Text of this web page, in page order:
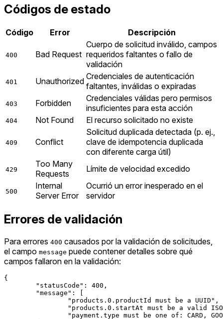
Códigos de estado
Código Error Descripción
400 Bad Request
Cuerpo de solicitud inválido, campos
requeridos faltantes o fallo de
validación
401 Unauthorized Credenciales de autenticación
faltantes, inválidas o expiradas
403 Forbidden
Credenciales válidas pero permisos
insuficientes para esta acción
404 Not Found El recurso solicitado no existe
409 Conflict
Solicitud duplicada detectada (p. ej.,
clave de idempotencia duplicada
con diferente carga útil)
429
Too Many
Requests
Límite de velocidad excedido
500
Internal
Server Error
Ocurrió un error inesperado en el
servidor
Errores de validación
Para errores 400 causados por la validación de solicitudes,
el campo message puede contener detalles sobre qué
campos fallaron en la validación:
{